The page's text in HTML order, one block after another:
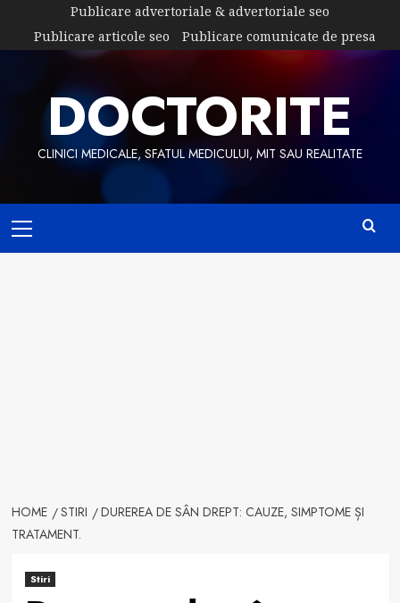
content
Publicare advertoriale & advertoriale seo
Publicare articole seo
Publicare comunicate de presa
DOCTORITE
CLINICI MEDICALE, SFATUL MEDICULUI, MIT SAU REALITATE
Menu
HOME STIRI
DUREREA DE SÂN DREPT: CAUZE, SIMPTOME ȘI
TRATAMENT.
Stiri